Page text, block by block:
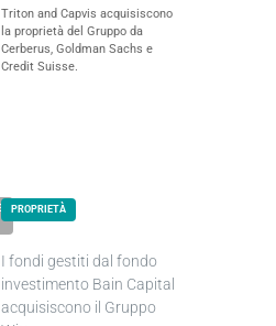
Triton and Capvis acquisiscono
la proprietà del Gruppo da
Cerberus, Goldman Sachs e
Credit Suisse.
I fondi gestiti dal fondo
investimento Bain Capital
acquisiscono il Gruppo